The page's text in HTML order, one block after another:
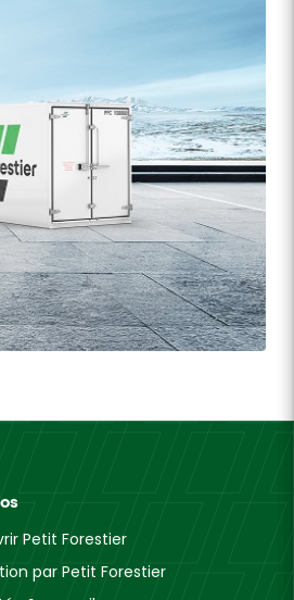
Petit Forestier
par Petit Forestier